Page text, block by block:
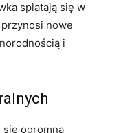
splatają się w
przynosi nowe
i
się ogromną